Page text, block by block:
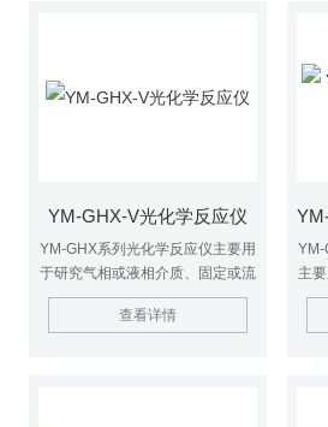
以及生命科学等研究领域
用
YM-GHX-V光化学反应仪
YM-GHX系列光化学反应仪主要用
于研究气相或液相介质、固定或流
动体系、紫外光或模拟可见光照、
以及反应容器是否负载TiO2光催
查看详情
YM-
主
定